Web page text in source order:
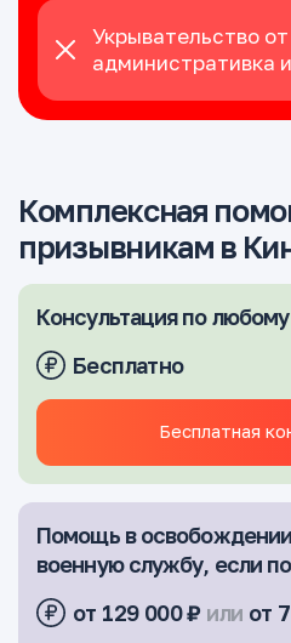
Укрывательство
административка
Комплексная
призывникам в
Консультация по
Бесплатно
Бесплатная
Помощь в
военную службу, если
от 129 000 ₽ или от